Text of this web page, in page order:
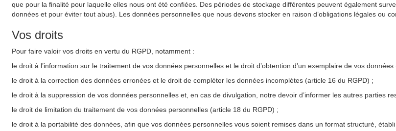
que pour la finalité pour laquelle elles nous ont été confiées. Des périodes de stockage différentes peuvent également
données et pour éviter tout abus). Les données personnelles que nous devons stocker en raison d’obligations légales ou
Vos droits
Pour faire valoir vos droits en vertu du RGPD, notamment :
le droit à l’information sur le traitement de vos données personnelles et le droit d’obtention d’un exemplaire de vos
le droit à la correction des données erronées et le droit de compléter les données incomplètes (article 16 du RGPD) ;
le droit à la suppression de vos données personnelles et, en cas de divulgation, notre devoir d’informer les autres parties
le droit de limitation du traitement de vos données personnelles (article 18 du RGPD) ;
le droit à la portabilité des données, afin que vos données personnelles vous soient remises dans un format structuré,